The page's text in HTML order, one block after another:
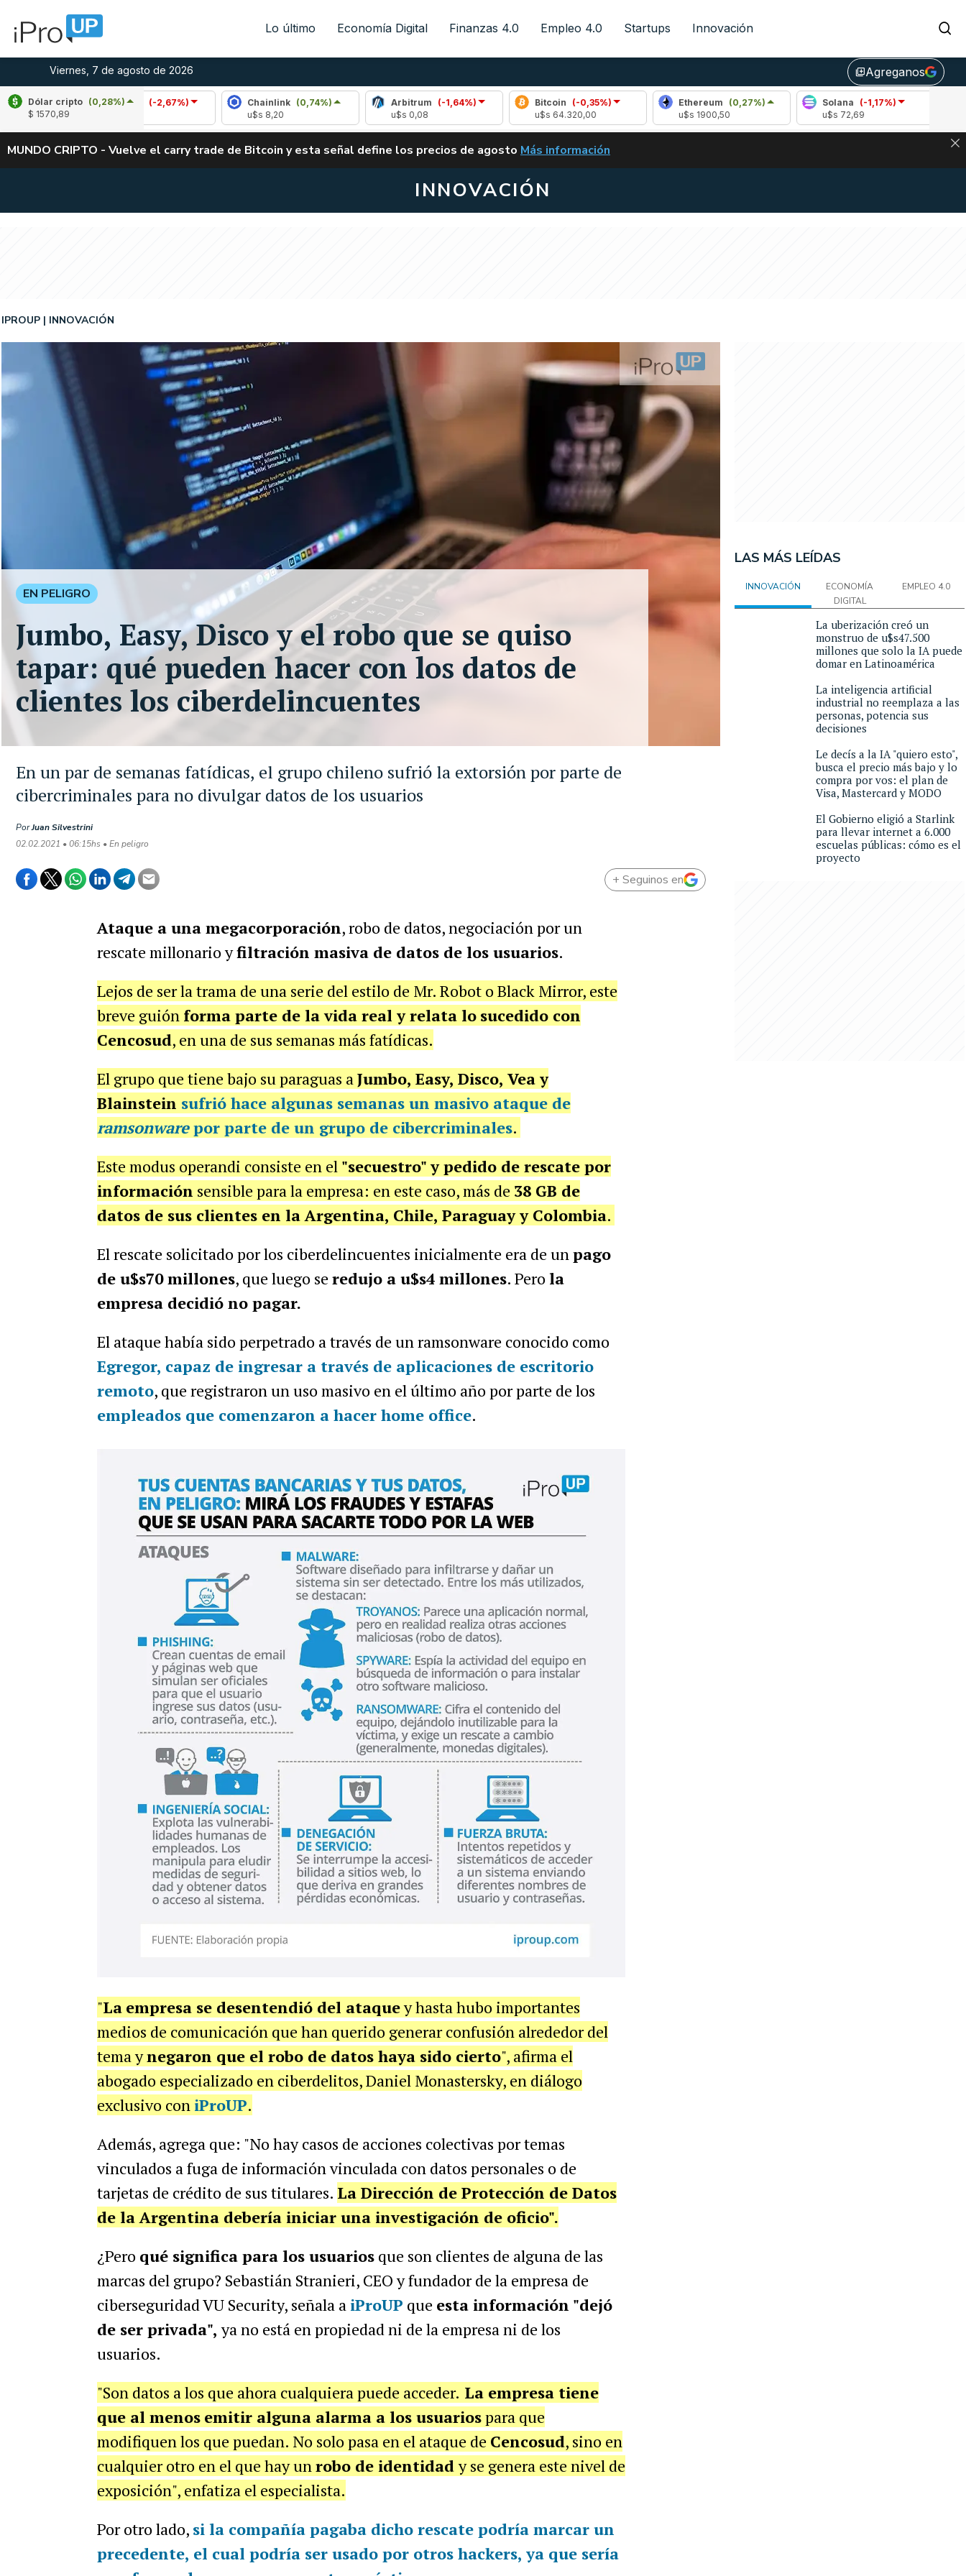
Lo último Economía Digital Finanzas 4.0 Empleo 4.0 Startups Innovación
Viernes, 7 de agosto de 2026 library_addAgreganos
Dólar cripto (0,28%)
$ 1570,89
Polkadot (-2,67%)
u$s 0,82
Chainlink
(0,74%)
Arbitrum (-1,64%)
Bitcoin (-0,35%)
u$s 64.320,00
Ethereum
(0,27%)
u$s 1900,50
Solana (-1,17%)
ALERTA
MUNDO CRIPTO - Vuelve el carry trade de Bitcoin y esta señal define los precios de agosto VUELVE EL CARRY TRADE DE BITCOIN Y ESTA SEÑAL DEFINE LOS PRECIOS DE
Más información
INNOVACIÓN
En un par de semanas fatídicas, el grupo chileno sufrió la extorsión por parte de
cibercriminales para no divulgar datos de los usuarios
IPROUP INNOVACIÓN
PorJuan Silvestrini
02.02.2021 • 06:15hs • En peligro
EN PELIGRO
Jumbo, Easy, Disco y el robo que se quiso
tapar: qué pueden hacer con los datos de
clientes los ciberdelincuentes
+ Seguinos en
Ataque a una megacorporación, robo de datos, negociación por un
rescate millonario yfiltración masiva de datos de los usuarios.
Lejos de ser la trama de una serie del estilo de Mr. Robot o Black Mirror, este
breve guión forma parte de la vida real y relata lo sucedido con
Cencosud, en una de sus semanas más fatídicas.
El grupo que tiene bajo su paraguas aJumbo, Easy, Disco, Vea y
Blainstein sufrió hace algunas semanas un masivo ataque de
ramsonwarepor parte de un grupo de cibercriminales.
Este modus operandi consiste en el "secuestro" y pedido de rescate por
información sensible para la empresa: en este caso, más de 38 GB de
datos de sus clientes en la Argentina, Chile, Paraguay y Colombia.
El rescate solicitado por los ciberdelincuentes inicialmente era de unpago
de u$s70 millones, que luego se redujo a u$s4 millones. Pero la
empresa decidió no pagar.
El ataque había sido perpetrado a través de un ramsonware conocido como
Egregor, capaz de ingresar a través de aplicaciones de escritorio
remoto, que registraron un uso masivo en el último año por parte de los
empleados que comenzaron a hacer home office.
"La empresa se desentendió del ataquey hasta hubo importantes
medios de comunicación que han querido generar confusión alrededor del
tema ynegaron que el robo de datos haya sido cierto", afirma el
abogado especializado en ciberdelitos, Daniel Monastersky, en diálogo
exclusivo con iProUP.
Además, agrega que: "No hay casos de acciones colectivas por temas
vinculados a fuga de información vinculada con datos personales o de
tarjetas de crédito de sus titulares. La Dirección de Protección de Datos
de la Argentina debería iniciar una investigación de oficio".
¿Pero qué significa para los usuariosque son clientes de alguna de las
marcas del grupo? Sebastián Stranieri, CEO y fundador de la empresa de
ciberseguridad VU Security, señala a iProUP que esta información "dejó
de ser privada",ya no está en propiedad ni de la empresa ni de los
usuarios.
"Son datos a los que ahora cualquiera puede acceder. La empresa tiene
que al menos emitir alguna alarma a los usuariospara que
modifiquen los que puedan. No solo pasa en el ataque de Cencosud, sino en
cualquier otro en el que hay unrobo de identidady se genera este nivel de
exposición", enfatiza el especialista.
Por otro lado, si la compañía pagaba dicho rescate podría marcar un
precedente, el cual podría ser usado por otros hackers, ya que sería
LAS MÁS LEÍDAS
INNOVACIÓN
ECONOMÍA
DIGITAL
EMPLEO 4.0
La uberización creó un
monstruo de u$s47.500
millones que solo la IA puede
domar en Latinoamérica
La inteligencia artificial
industrial no reemplaza a las
personas, potencia sus
decisiones
Le decís a la IA "quiero esto",
busca el precio más bajo y lo
compra por vos: el plan de
Visa, Mastercard y MODO
El Gobierno eligió a Starlink
para llevar internet a 6.000
escuelas públicas: cómo es el
proyecto